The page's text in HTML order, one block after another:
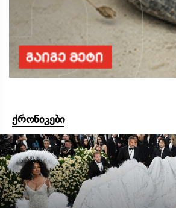
ქრონიკები